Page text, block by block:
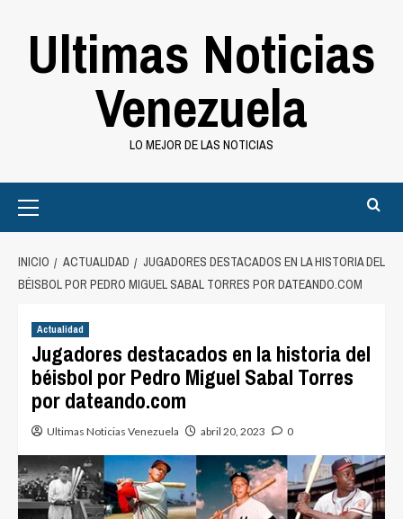
Ultimas Noticias
Venezuela
LO MEJOR DE LAS NOTICIAS
Menu
INICIO ACTUALIDAD
JUGADORES DESTACADOS EN LA HISTORIA DEL
BÉISBOL POR PEDRO MIGUEL SABAL TORRES POR DATEANDO.COM
Actualidad
Jugadores destacados en la historia del
béisbol por Pedro Miguel Sabal Torres
por dateando.com
Ultimas Noticias Venezuela abril 20, 2023 0